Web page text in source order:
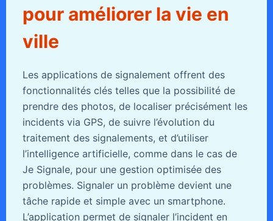
pour améliorer la vie en
ville
Les applications de signalement offrent des
fonctionnalités clés telles que la possibilité de
prendre des photos, de localiser précisément les
incidents via GPS, de suivre l’évolution du
traitement des signalements, et d’utiliser
l’intelligence artificielle, comme dans le cas de
Je Signale, pour une gestion optimisée des
problèmes. Signaler un problème devient une
tâche rapide et simple avec un smartphone.
L’application permet de signaler l’incident en